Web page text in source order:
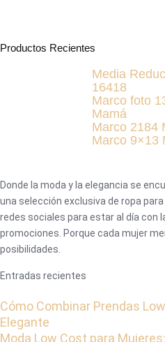
Productos Recientes
Media
16418
Marco foto
Mamá
Marco 2184
Marco 9×13
Donde la moda y la elegancia se
una selección exclusiva de ropa
redes sociales para estar al día con
promociones. Porque cada mujer
posibilidades.
Entradas recientes
Cómo Combinar Prendas
Elegante
Moda Low Cost para